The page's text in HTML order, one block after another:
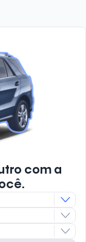
com a